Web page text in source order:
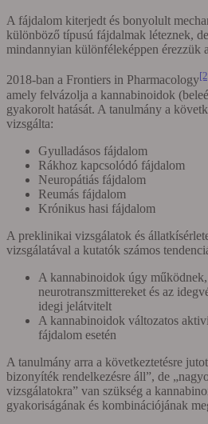
A fájdalom kiterjedt és bonyolult
különböző típusú fájdalmak léteznek,
mindannyian különféleképpen érezzük
2018-ban a Frontiers in Pharmacology
amely felvázolja a kannabinoidok
gyakorolt hatását. A tanulmány a
vizsgálta:
Gyulladásos fájdalom
Rákhoz kapcsolódó fájdalom
Neuropátiás fájdalom
Reumás fájdalom
Krónikus hasi fájdalom
A preklinikai vizsgálatok és
vizsgálatával a kutatók számos
A kannabinoidok úgy
neurotranszmittereket és az
idegi jelátvitelt
A kannabinoidok változatos
fájdalom esetén
A tanulmány arra a következtetésre
bizonyíték rendelkezésre áll”, de
vizsgálatokra” van szükség a
gyakoriságának és kombinációjának